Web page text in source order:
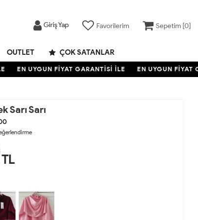
Giriş Yap Favorilerim Sepetim [0]
OUTLET ÇOK SATANLAR
EN UYGUN FİYAT GARANTİSİ İLE EN UYGUN FİYAT
Sarı Sarı